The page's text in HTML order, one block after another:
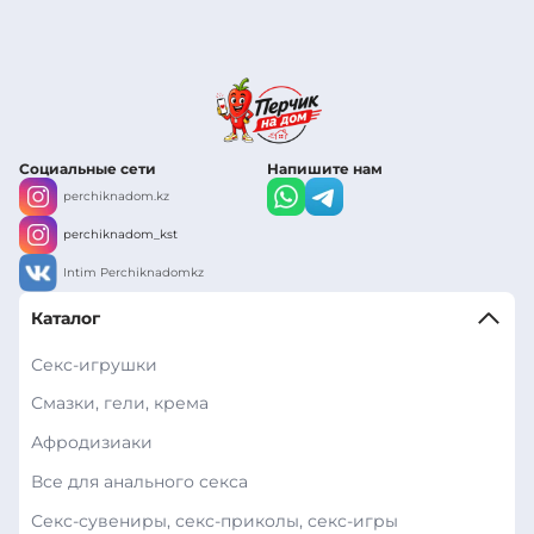
Социальные сети
perchiknadom.kz
perchiknadom_kst
Intim Perchiknadomkz
Напишите нам
Каталог
Секс-игрушки
Смазки, гели, крема
Афродизиаки
Все для анального секса
Секс-сувениры, секс-приколы, секс-игры